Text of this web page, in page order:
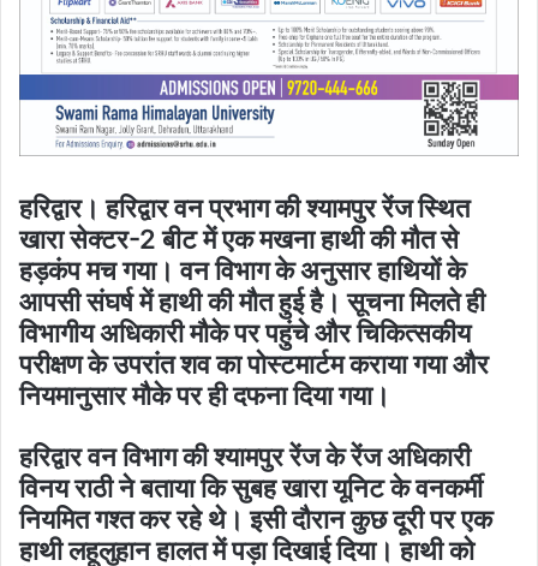
हरिद्वार। हरिद्वार वन प्रभाग की श्यामपुर रेंज स्थित
खारा सेक्टर-2 बीट में एक मखना हाथी की मौत से
हड़कंप मच गया। वन विभाग के अनुसार हाथियों के
आपसी संघर्ष में हाथी की मौत हुई है। सूचना मिलते ही
विभागीय अधिकारी मौके पर पहुंचे और चिकित्सकीय
परीक्षण के उपरांत शव का पोस्टमार्टम कराया गया और
नियमानुसार मौके पर ही दफना दिया गया।
हरिद्वार वन विभाग की श्यामपुर रेंज के रेंज अधिकारी
विनय राठी ने बताया कि सुबह खारा यूनिट के वनकर्मी
नियमित गश्त कर रहे थे। इसी दौरान कुछ दूरी पर एक
हाथी लहूलुहान हालत में पड़ा दिखाई दिया। हाथी को